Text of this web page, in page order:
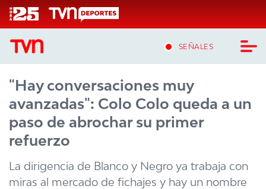
Click acá para ir directamente al contenido
SEÑALES
CASTING MASTERCHEF CHILE
CASTING TVN VERTICAL
TVN VERTICAL
TVN PLAY
"Hay conversaciones muy
avanzadas": Colo Colo queda a un
paso de abrochar su primer
refuerzo
La dirigencia de Blanco y Negro ya trabaja con
miras al mercado de fichajes y hay un nombre